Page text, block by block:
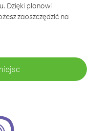
Dzięki planowi
zaoszczędzić na